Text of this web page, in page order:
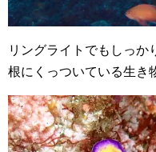
リングライトでもしっか
根にくっついている生き